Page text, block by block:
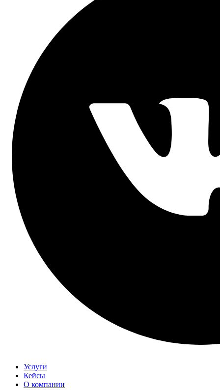
Услуги
Кейсы
О компании